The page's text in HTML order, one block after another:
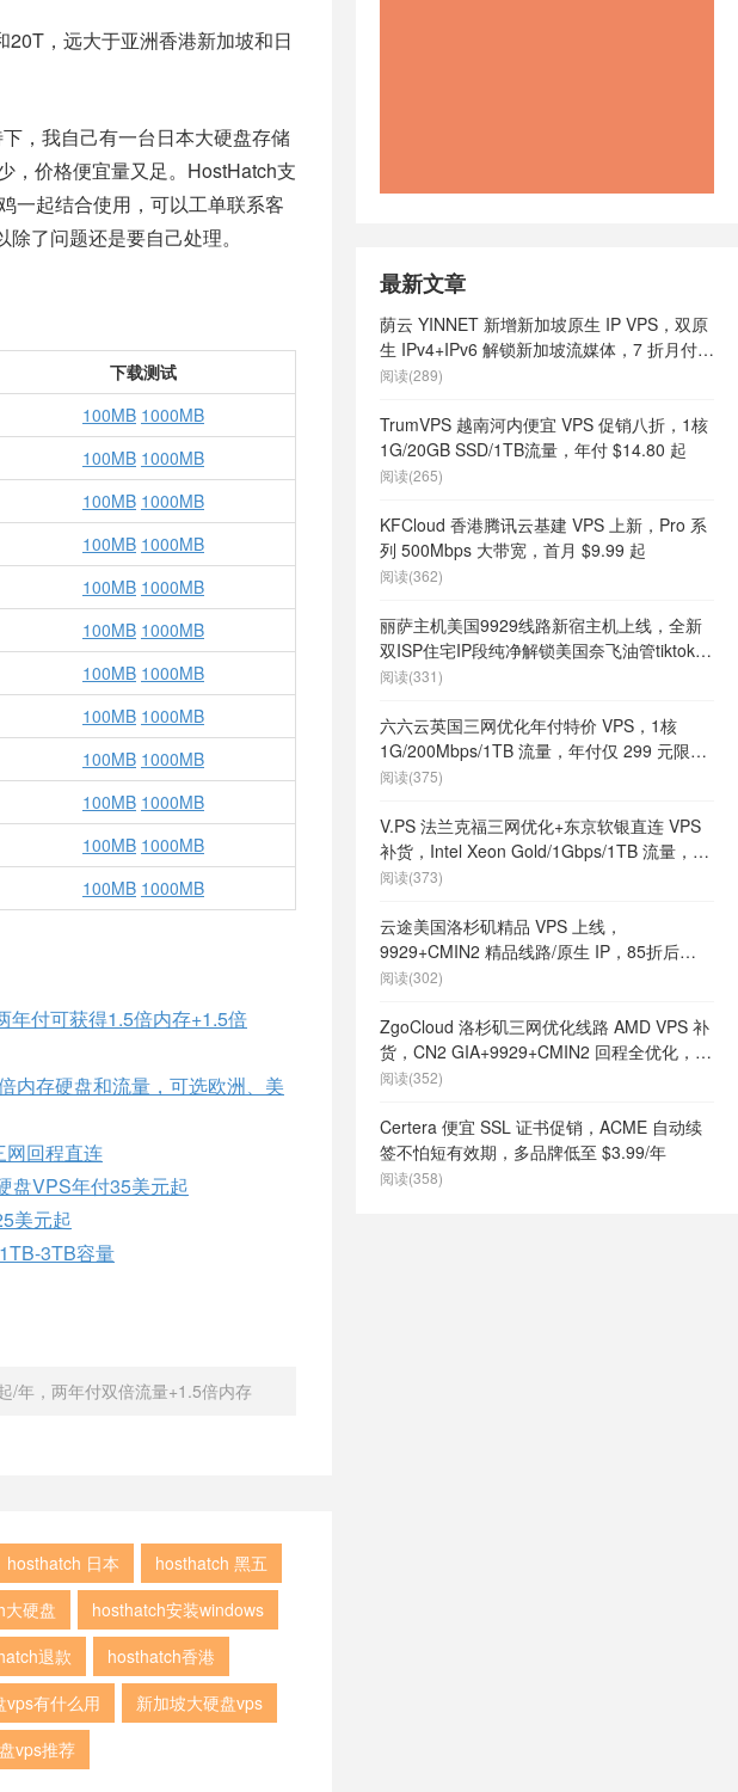
，远大于亚洲香港新加坡和日
，我自己有一台日本大硬盘存储
，价格便宜量又足。HostHatch支
一起结合使用，可以工单联系客
了问题还是要自己处理。
下载测试
100MB 1000MB
100MB 1000MB
100MB 1000MB
100MB 1000MB
100MB 1000MB
100MB 1000MB
100MB 1000MB
100MB 1000MB
100MB 1000MB
100MB 1000MB
100MB 1000MB
100MB 1000MB
年付可获得1.5倍内存+1.5倍
内存硬盘和流量，可选欧洲、美
网回程直连
盘VPS年付35美元起
美元起
3TB容量
/年，两年付双倍流量+1.5倍内存
hosthatch 日本
hosthatch 黑五
大硬盘
hosthatch安装windows
退款
hosthatch香港
vps有什么用
新加坡大硬盘vps
vps推荐
最新文章
荫云 YINNET 新增新加坡原生 IP VPS，双原
生 IPv4+IPv6 解锁新加坡流媒体，7 折月付
$7 起
阅读(289)
TrumVPS 越南河内便宜 VPS 促销八折，1核
1G/20GB SSD/1TB流量，年付 $14.80 起
阅读(265)
KFCloud 香港腾讯云基建 VPS 上新，Pro 系
列 500Mbps 大带宽，首月 $9.99 起
阅读(362)
丽萨主机美国9929线路新宿主机上线，全新
双ISP住宅IP段纯净解锁美国奈飞油管tiktok等
流媒体，月付68元起
阅读(331)
六六云英国三网优化年付特价 VPS，1核
1G/200Mbps/1TB 流量，年付仅 299 元限量
66 个
阅读(375)
V.PS 法兰克福三网优化+东京软银直连 VPS
补货，Intel Xeon Gold/1Gbps/1TB 流量，月
付 €6.95 起
阅读(373)
云途美国洛杉矶精品 VPS 上线，
9929+CMIN2 精品线路/原生 IP，85折后
¥18.7/月起
阅读(302)
ZgoCloud 洛杉矶三网优化线路 AMD VPS 补
货，CN2 GIA+9929+CMIN2 回程全优化，年
付 $52 起
阅读(352)
Certera 便宜 SSL 证书促销，ACME 自动续
签不怕短有效期，多品牌低至 $3.99/年
阅读(358)